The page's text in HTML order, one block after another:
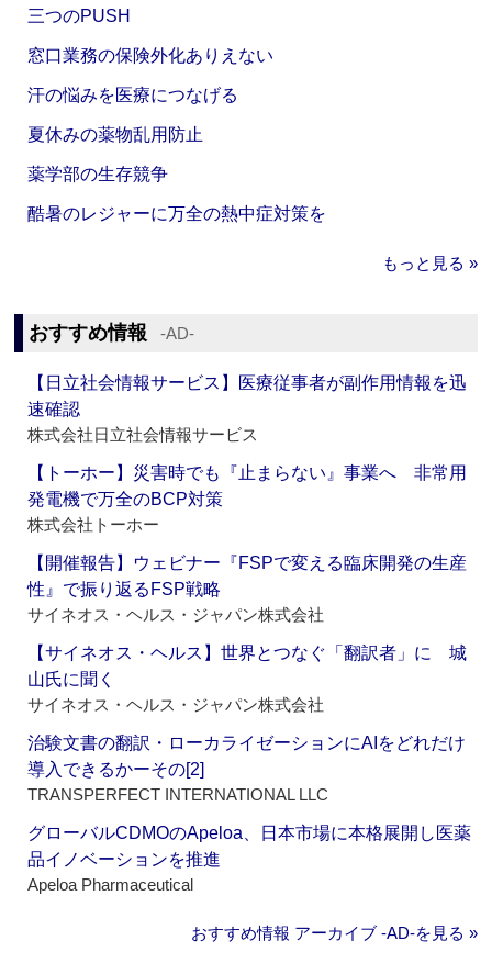
三つのPUSH
窓口業務の保険外化ありえない
汗の悩みを医療につなげる
夏休みの薬物乱用防止
薬学部の生存競争
酷暑のレジャーに万全の熱中症対策を
もっと見る »
おすすめ情報 ‐AD‐
【日立社会情報サービス】医療従事者が副作用情報を迅
速確認
株式会社日立社会情報サービス
【トーホー】災害時でも『止まらない』事業へ 非常用
発電機で万全のBCP対策
株式会社トーホー
【開催報告】ウェビナー『FSPで変える臨床開発の生産
性』で振り返るFSP戦略
サイネオス・ヘルス・ジャパン株式会社
【サイネオス・ヘルス】世界とつなぐ「翻訳者」に 城
山氏に聞く
サイネオス・ヘルス・ジャパン株式会社
治験文書の翻訳・ローカライゼーションにAIをどれだけ
導入できるかーその[2]
TRANSPERFECT INTERNATIONAL LLC
グローバルCDMOのApeloa、日本市場に本格展開し医薬
品イノベーションを推進
Apeloa Pharmaceutical
おすすめ情報 アーカイブ ‐AD‐を見る »